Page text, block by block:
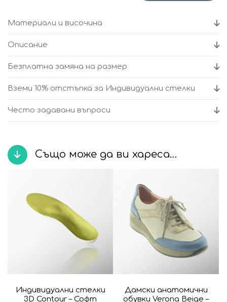
обувки
Пясък
Материали и височина
Описание
Безплатна замяна на размер
Вземи 10% отстъпка за Индивидуални стелки
Често задавани въпроси
Също може да ви хареса…
Индивидуални стелки
3D Contour – Софт
Дамски анатомични
обувки Verona Beige –